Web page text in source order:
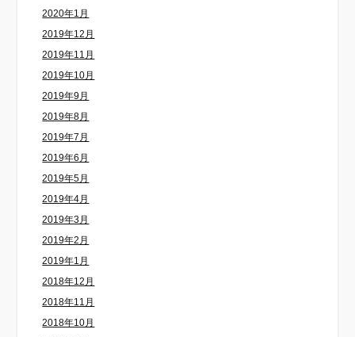
2020年1月
2019年12月
2019年11月
2019年10月
2019年9月
2019年8月
2019年7月
2019年6月
2019年5月
2019年4月
2019年3月
2019年2月
2019年1月
2018年12月
2018年11月
2018年10月